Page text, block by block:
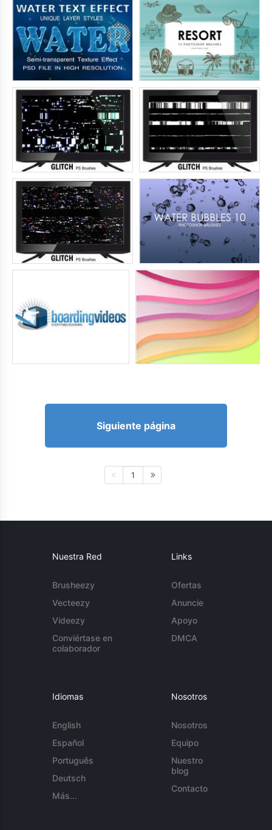
Siguiente página
1
Nuestra Red
Brusheezy
Vecteezy
Videezy
Conviértase en
colaborador
Links
Ofertas
Anuncie
Apoyo
DMCA
Idiomas
English
Español
Português
Deutsch
Más...
Nosotros
Nosotros
Equipo
Nuestro
blog
Contacto